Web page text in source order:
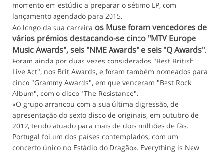
momento em estúdio a preparar o sétimo LP, com
lançamento agendado para 2015.
Ao longo da sua carreira os Muse foram vencedores de
vários prémios destacando-se cinco "MTV Europe
Music Awards", seis "NME Awards" e seis "Q Awards".
Foram ainda por duas vezes considerados "Best British
Live Act", nos Brit Awards, e foram também nomeados para
cinco "Grammy Awards", em que venceram "Best Rock
Album", com o disco "The Resistance".
«O grupo arrancou com a sua última digressão, de
apresentação do sexto disco de originais, em outubro de
2012, tendo atuado para mais de dois milhões de fãs.
Portugal foi um dos países contemplados, com um
concerto único no Estádio do Dragão». Everything is New